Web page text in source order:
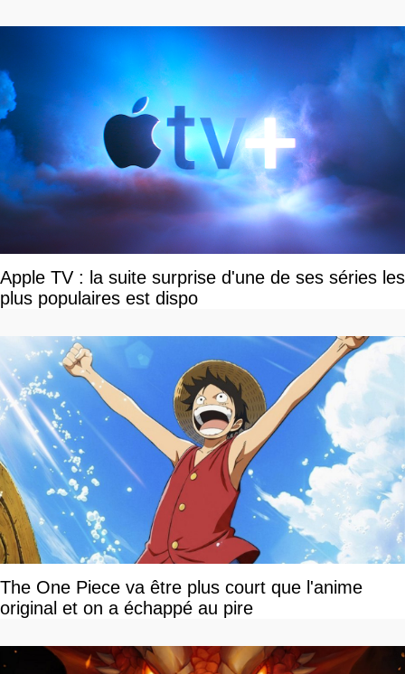
Apple TV : la suite surprise d'une de ses séries les
plus populaires est dispo
The One Piece va être plus court que l'anime
original et on a échappé au pire